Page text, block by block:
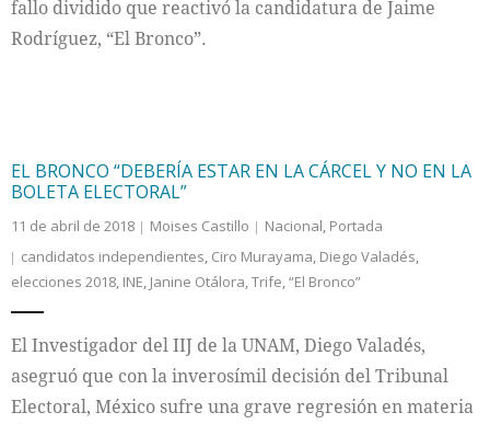
fallo dividido que reactivó la candidatura de Jaime
Rodríguez, “El Bronco”.
EL BRONCO “DEBERÍA ESTAR EN LA CÁRCEL Y NO EN LA
BOLETA ELECTORAL”
11 de abril de 2018 Moises Castillo Nacional, Portada
candidatos independientes, Ciro Murayama, Diego Valadés,
elecciones 2018, INE, Janine Otálora,Trife,“El Bronco”
El Investigador del IIJ de la UNAM, Diego Valadés,
asegruó que con la inverosímil decisión del Tribunal
Electoral, México sufre una grave regresión en materia